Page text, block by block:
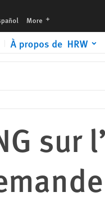
More languages
À propos de HRW
sur